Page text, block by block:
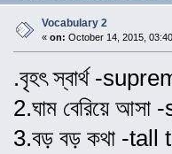
Vocabulary 2
« on: October 14, 2015,
.বৃহৎ স্বার্থ -
2.ঘাম বেরিয়ে
3.বড় বড় কথা -tall